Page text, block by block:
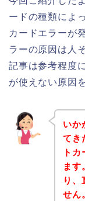
ードの種類によ
カードエラーが
ラーの原因は人
記事は参考程度
が使えない原因
いか
てき
ト
ます
り、
せん